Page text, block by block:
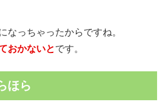
なっちゃったからですね。
おかないとです。
ほら